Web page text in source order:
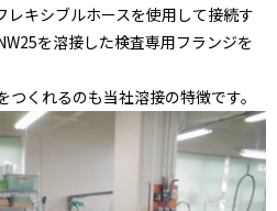
レキシブルホースを使用して接続す
を溶接した検査専用フランジを
くれるのも当社溶接の特徴です。